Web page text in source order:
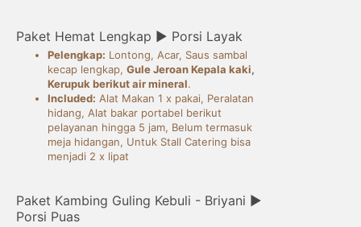
Paket Hemat Lengkap ► Porsi Layak
Pelengkap: Lontong, Acar, Saus sambal
kecap lengkap, Gule Jeroan Kepala kaki,
Kerupuk berikut air mineral.
Included: Alat Makan 1 x pakai, Peralatan
hidang, Alat bakar portabel berikut
pelayanan hingga 5 jam, Belum termasuk
meja hidangan, Untuk Stall Catering bisa
menjadi 2 x lipat
Paket Kambing Guling Kebuli - Briyani ►
Porsi Puas